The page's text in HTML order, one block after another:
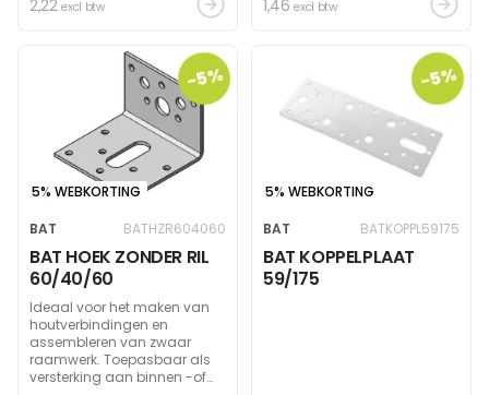
2,22 excl btw
1,46 excl btw
-5%
5% WEBKORTING
BAT
BATHZR604060
BAT HOEK ZONDER RIL
60/40/60
Ideaal voor het maken van
houtverbindingen en
assembleren van zwaar
raamwerk. Toepasbaar als
versterking aan binnen -of
-5%
5% WEBKORTING
BAT
BATKOPPL59175
BAT KOPPELPLAAT
59/175